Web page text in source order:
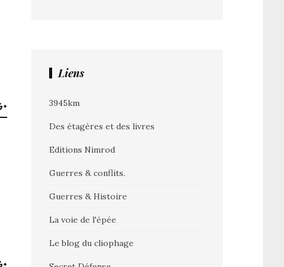
Liens
3945km
Des étagères et des livres
Editions Nimrod
Guerres & conflits.
Guerres & Histoire
La voie de l'épée
Le blog du cliophage